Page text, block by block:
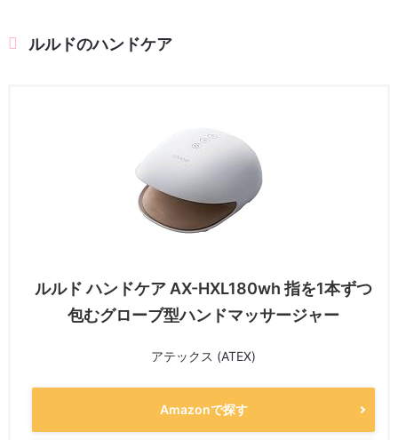
ルルドのハンドケア
ルルド ハンドケア AX-HXL180wh 指を1本ずつ
包むグローブ型ハンドマッサージャー
アテックス (ATEX)
Amazonで探す